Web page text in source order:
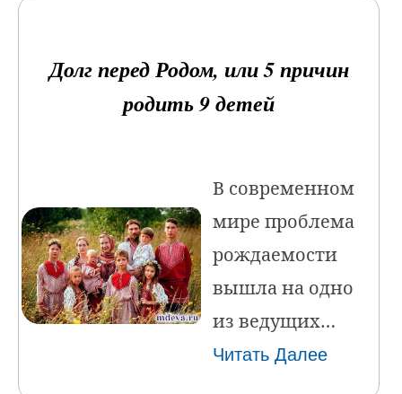
Долг перед Родом, или 5 причин
родить 9 детей
В современном
мире проблема
рождаемости
вышла на одно
из ведущих…
Читать Далее